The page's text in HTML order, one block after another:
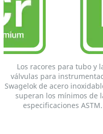
Los racores para tubo y
válvulas para
Swagelok de acero
superan los mínimos de
especificaciones ASTM.